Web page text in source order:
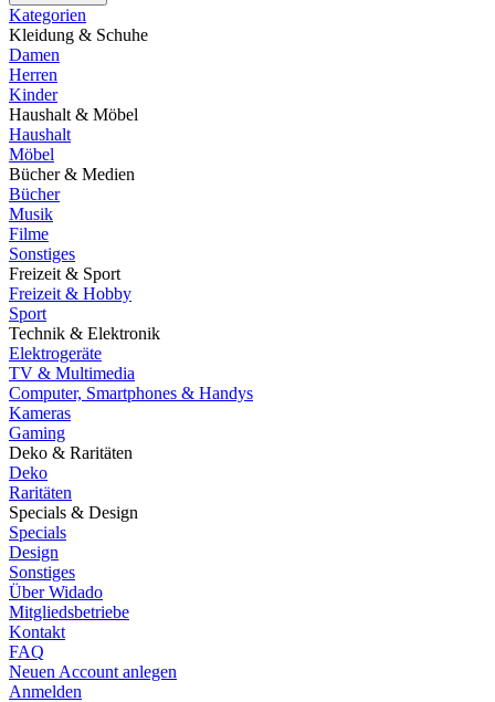
Kategorien
Kleidung & Schuhe
Damen
Herren
Kinder
Haushalt & Möbel
Haushalt
Möbel
Bücher & Medien
Bücher
Musik
Filme
Sonstiges
Freizeit & Sport
Freizeit & Hobby
Sport
Technik & Elektronik
Elektrogeräte
TV & Multimedia
Computer, Smartphones & Handys
Kameras
Gaming
Deko & Raritäten
Deko
Raritäten
Specials & Design
Specials
Design
Sonstiges
Über Widado
Mitgliedsbetriebe
Kontakt
FAQ
Neuen Account anlegen
Anmelden